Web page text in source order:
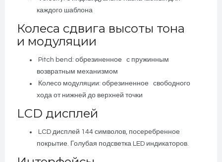
каждого шаблона
Колеса сдвига высоты тона
и модуляции
Pitch bend: обрезиненное с пружинным
возвратным механизмом
Колесо модуляции: обрезиненное свободного
хода от нижней до верхней точки
LCD дисплей
LCD дисплей 144 символов, посеребренное
покрытие. Голубая подсветка LED индикаторов.